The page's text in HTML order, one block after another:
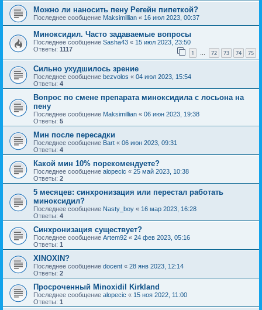
Можно ли наносить пену Регейн пипеткой?
Последнее сообщение Maksimillian « 16 июл 2023, 00:37
Миноксидил. Часто задаваемые вопросы
Последнее сообщение Sasha43 « 15 июл 2023, 23:50
Ответы: 1117 1 … 72 73 74 75
Сильно ухудшилось зрение
Последнее сообщение bezvolos « 04 июл 2023, 15:54
Ответы: 4
Вопрос по смене препарата миноксидила с лосьона на
пену
Последнее сообщение Maksimillian « 06 июн 2023, 19:38
Ответы: 5
Мин после пересадки
Последнее сообщение Bart « 06 июн 2023, 09:31
Ответы: 4
Какой мин 10% порекомендуете?
Последнее сообщение alopecic « 25 май 2023, 10:38
Ответы: 2
5 месяцев: синхронизация или перестал работать
миноксидил?
Последнее сообщение Nasty_boy « 16 мар 2023, 16:28
Ответы: 4
Синхронизация существует?
Последнее сообщение Artem92 « 24 фев 2023, 05:16
Ответы: 1
XINOXIN?
Последнее сообщение docent « 28 янв 2023, 12:14
Ответы: 2
Просроченный Minoxidil Kirkland
Последнее сообщение alopecic « 15 ноя 2022, 11:00
Ответы: 1